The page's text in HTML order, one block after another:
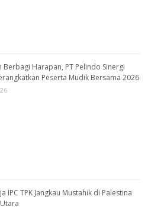
Berbagi Harapan, PT Pelindo Sinergi
Peserta Mudik Bersama 2026
IPC TPK Jangkau Mustahik di Palestina